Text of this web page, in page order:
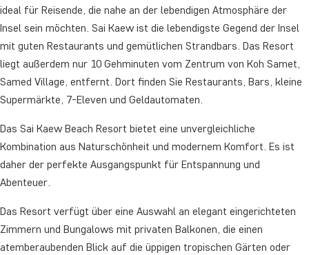
ideal für Reisende, die nahe an der lebendigen Atmosphäre der
Insel sein möchten. Sai Kaew ist die lebendigste Gegend der Insel
mit guten Restaurants und gemütlichen Strandbars. Das Resort
liegt außerdem nur 10 Gehminuten vom Zentrum von Koh Samet,
Samed Village, entfernt. Dort finden Sie Restaurants, Bars, kleine
Supermärkte, 7-Eleven und Geldautomaten.
Das Sai Kaew Beach Resort bietet eine unvergleichliche
Kombination aus Naturschönheit und modernem Komfort. Es ist
daher der perfekte Ausgangspunkt für Entspannung und
Abenteuer.
Das Resort verfügt über eine Auswahl an elegant eingerichteten
Zimmern und Bungalows mit privaten Balkonen, die einen
atemberaubenden Blick auf die üppigen tropischen Gärten oder